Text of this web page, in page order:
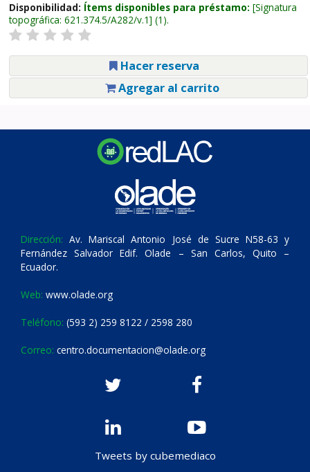
Disponibilidad: Ítems disponibles para préstamo: Signatura
topográfica: 621.374.5/A282/v.1 (1).
Hacer reserva
Agregar al carrito
Dirección: Av. Mariscal Antonio José de Sucre N58-63 y
Fernández Salvador Edif. Olade – San Carlos, Quito –
Ecuador.
Web: www.olade.org
Teléfono: (593 2) 259 8122 / 2598 280
Correo: centro.documentacion@olade.org
Tweets by cubemediaco